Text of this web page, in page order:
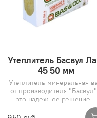
Утеплитель Басвул
45 50 мм
Утеплитель минеральная
от производителя
это надежное решение...